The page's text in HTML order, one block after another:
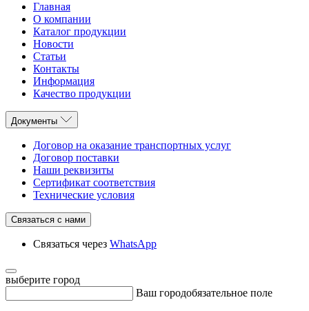
Главная
О компании
Каталог продукции
Новости
Статьи
Контакты
Информация
Качество продукции
Документы
Договор на оказание транспортных услуг
Договор поставки
Наши реквизиты
Сертификат соответствия
Технические условия
Связаться с нами
Связаться через WhatsApp
выберите город
Ваш городобязательное поле